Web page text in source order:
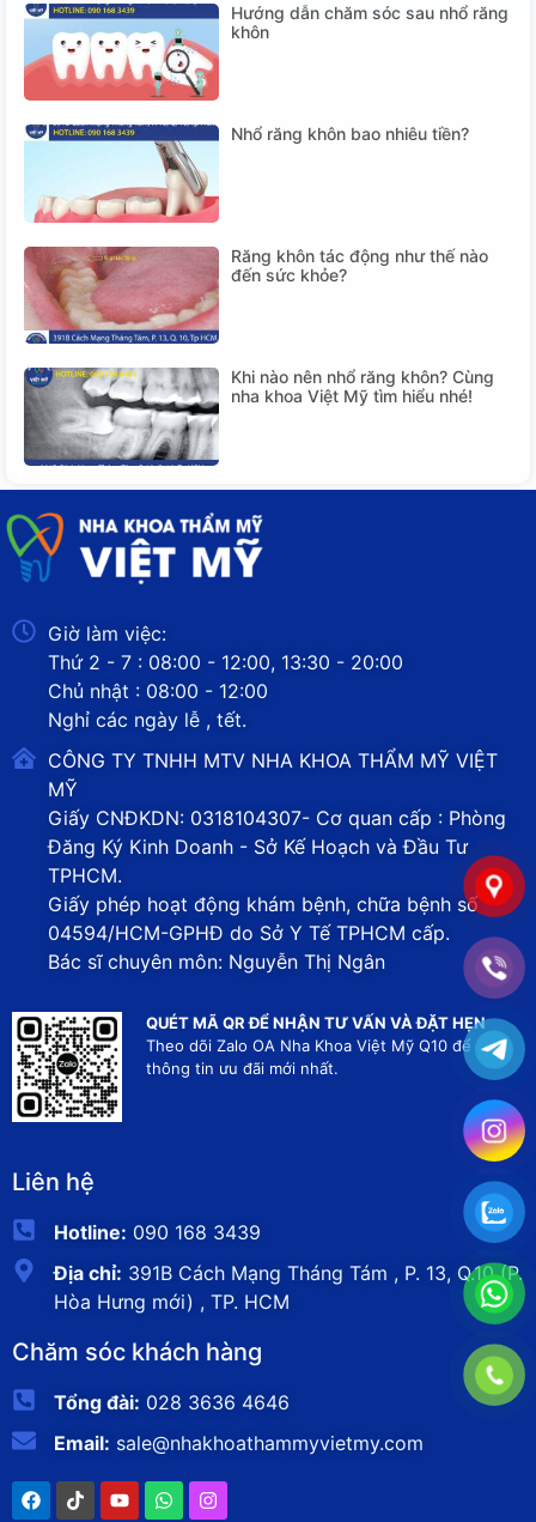
Hướng dẫn chăm sóc sau nhổ răng
khôn
Nhổ răng khôn bao nhiêu tiền?
Răng khôn tác động như thế nào
đến sức khỏe?
Khi nào nên nhổ răng khôn? Cùng
nha khoa Việt Mỹ tìm hiểu nhé!
Giờ làm việc:
Thứ 2 - 7 : 08:00 - 12:00, 13:30 - 20:00
Chủ nhật : 08:00 - 12:00
Nghỉ các ngày lễ , tết.
CÔNG TY TNHH MTV NHA KHOA THẨM MỸ VIỆT
MỸ
Giấy CNĐKDN: 0318104307- Cơ quan cấp : Phòng
Đăng Ký Kinh Doanh - Sở Kế Hoạch và Đầu Tư
TPHCM.
Giấy phép hoạt động khám bệnh, chữa bệnh số
04594/HCM-GPHĐ do Sở Y Tế TPHCM cấp.
Bác sĩ chuyên môn: Nguyễn Thị Ngân
QUÉT MÃ QR ĐỂ NHẬN TƯ VẤN VÀ ĐẶT HẸN
Theo dõi Zalo OA Nha Khoa Việt Mỹ Q10 để nhận
thông tin ưu đãi mới nhất.
Liên hệ
Hotline: 090 168 3439
Địa chỉ: 391B Cách Mạng Tháng Tám , P. 13, Q.10 (P.
Hòa Hưng mới) , TP. HCM
Chăm sóc khách hàng
Tổng đài: 028 3636 4646
Email: sale@nhakhoathammyvietmy.com